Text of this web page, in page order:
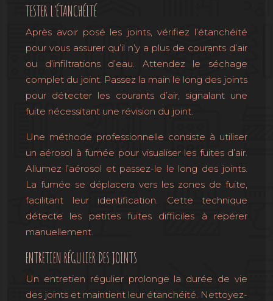
TESTER L’ÉTANCHÉITÉ
Après avoir posé les joints, vérifiez l’étanchéité
pour vous assurer qu’il n’y a plus de courants d’air
ou d’infiltrations d’eau. Attendez le séchage
complet du joint. Passez la main le long des joints
pour détecter les courants d’air, signalant une
fuite nécessitant une révision du joint.
Une méthode professionnelle consiste à utiliser
un aérosol à fumée pour visualiser les fuites d’air.
Allumez l’aérosol et passez-le le long des joints.
La fumée se déplacera vers les zones de fuite,
facilitant leur identification. Cette technique
détecte les petites fuites difficiles à repérer
manuellement.
ENTRETIEN RÉGULIER DES JOINTS
Un entretien régulier prolonge la durée de vie
des joints et maintient leur étanchéité. Nettoyez-